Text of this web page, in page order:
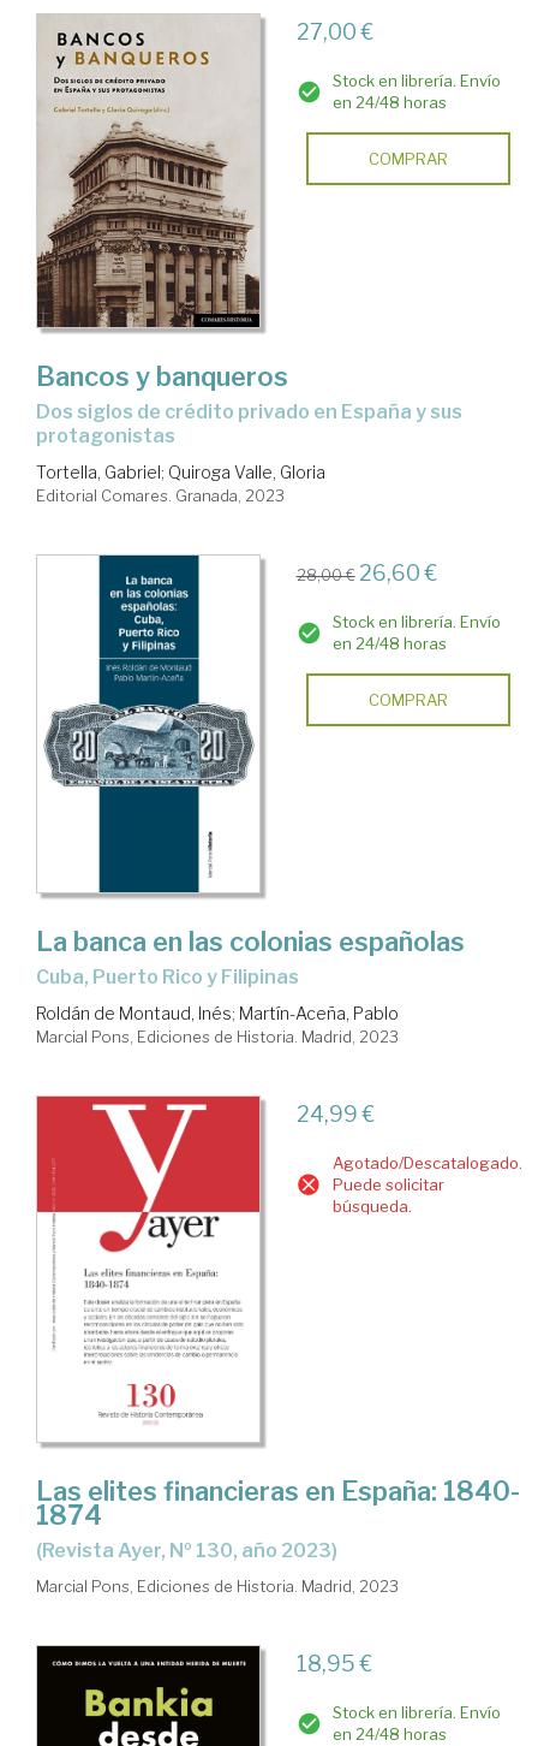
27,00 €
Stock en librería. Envío
en 24/48 horas
COMPRAR
Bancos y banqueros
dos siglos de crédito privado en España y sus
protagonistas
Tortella, Gabriel; Quiroga Valle, Gloria
Editorial Comares. Granada, 2023
28,00 € 26,60 €
Stock en librería. Envío
en 24/48 horas
COMPRAR
La banca en las colonias españolas
Cuba, Puerto Rico y Filipinas
Roldán de Montaud, Inés; Martín-Aceña, Pablo
Marcial Pons, Ediciones de Historia. Madrid, 2023
24,99 €
Agotado/Descatalogado.
Puede solicitar
búsqueda.
Las elites financieras en España: 1840-
1874
(Revista Ayer, Nº 130, año 2023)
Marcial Pons, Ediciones de Historia. Madrid, 2023
18,95 €
Stock en librería. Envío
en 24/48 horas